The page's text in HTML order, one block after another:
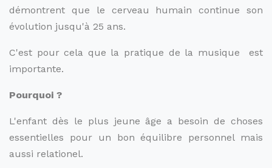
démontrent que le cerveau humain continue son
évolution jusqu'à 25 ans.
C'est pour cela que la pratique de la musique est
importante.
Pourquoi ?
L'enfant dès le plus jeune âge a besoin de choses
essentielles pour un bon équilibre personnel mais
aussi relationel.